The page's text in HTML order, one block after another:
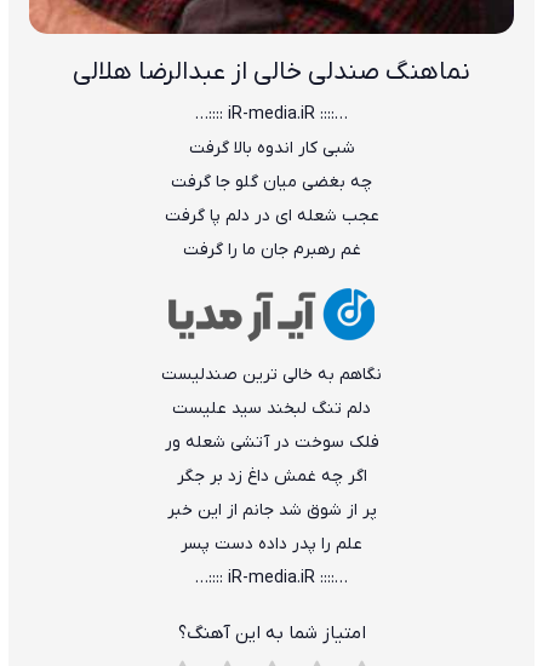
نماهنگ صندلی خالی از عبدالرضا هلالی
…:::: iR-media.iR ::::…
شبی کار اندوه بالا گرفت
چه بغضی میان گلو جا گرفت
عجب شعله ای در دلم پا گرفت
غم رهبرم جان ما را گرفت
نگاهم به خالی ترین صندلیست
دلم تنگ لبخند سید علیست
فلک سوخت در آتشی شعله ور
اگر چه غمش داغ زد بر جگر
پر از شوق شد جانم از این خبر
علم را پدر داده دست پسر
…:::: iR-media.iR ::::…
امتیاز شما به این آهنگ؟